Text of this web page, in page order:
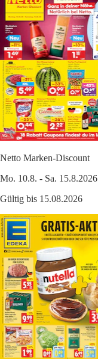
Netto Marken-Discount
Mo. 10.8. - Sa. 15.8.2026
Gültig bis 15.08.2026